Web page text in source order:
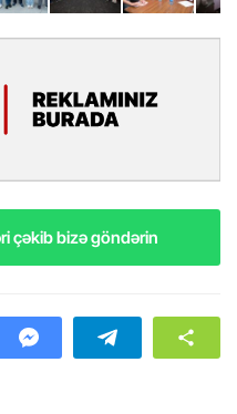
çəkib bizə göndərin